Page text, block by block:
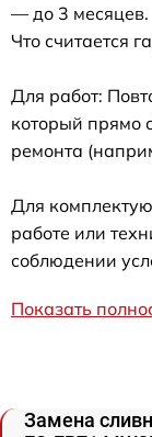
— до 3 месяцев.
Что считается
Для работ:
который прямо
ремонта
Для
работе или
соблюдении
Показать
Замена